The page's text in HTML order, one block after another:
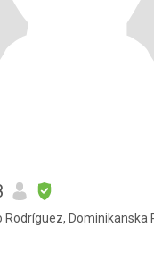
Dominikanska